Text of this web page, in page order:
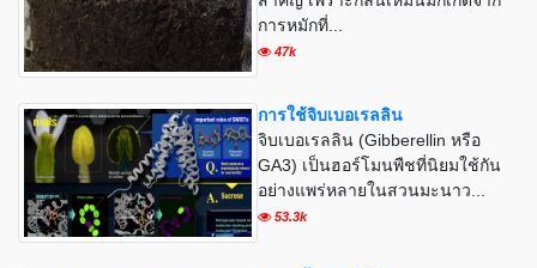
การหมักที่...
47k
การใช้จิบเบอเรลลิน
จิบเบอเรลลิน (Gibberellin หรือ
GA3) เป็นฮอร์โมนพืชที่นิยมใช้กัน
อย่างแพร่หลายในสวนมะนาว...
53.3k